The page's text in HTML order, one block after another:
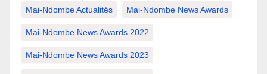
Mai-Ndombe Actualités Mai-Ndombe News Awards
Mai-Ndombe News Awards 2022
Mai-Ndombe News Awards 2023